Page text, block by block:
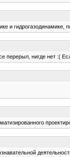
и гидрогазодинамике,
перерыл, нигде нет :(